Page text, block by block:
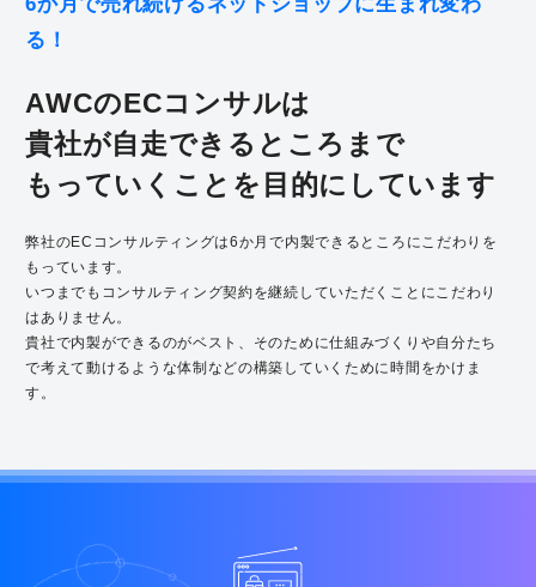
6か月で売れ続けるネットショップに生まれ変わ
る！
AWCのECコンサルは
貴社が自走できるところまで
もっていくことを目的にしています
弊社のECコンサルティングは6か月で内製できるところにこだわりを
もっています。
いつまでもコンサルティング契約を継続していただくことにこだわり
はありません。
貴社で内製ができるのがベスト、そのために仕組みづくりや自分たち
で考えて動けるような体制などの構築していくために時間をかけま
す。